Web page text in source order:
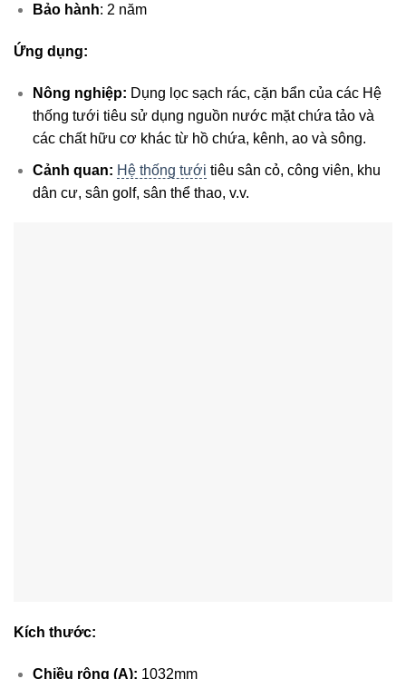
Bảo hành: 2 năm
Ứng dụng:
Nông nghiệp: Dụng lọc sạch rác, cặn bẩn của các Hệ
thống tưới tiêu sử dụng nguồn nước mặt chứa tảo và
các chất hữu cơ khác từ hồ chứa, kênh, ao và sông.
Cảnh quan: Hệ thống tưới tiêu sân cỏ, công viên, khu
dân cư, sân golf, sân thể thao, v.v.
Kích thước:
Chiều rộng (A): 1032mm